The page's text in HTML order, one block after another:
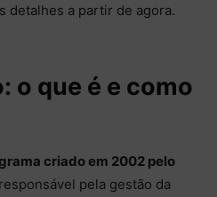
detalhes a partir de agora.
o que é e como
criado em 2002 pelo
pela gestão da